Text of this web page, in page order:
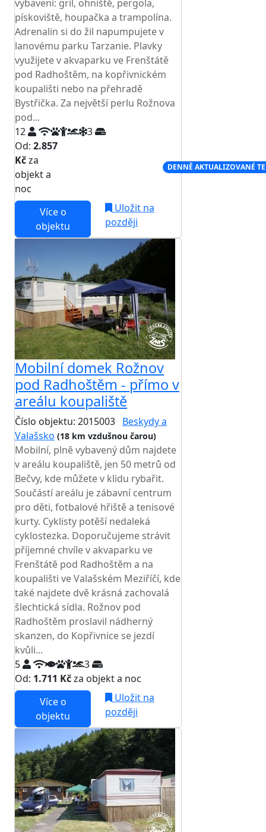
vybavení: gril, ohniště, pergola,
pískoviště, houpačka a trampolína.
Adrenalin si do žil napumpujete v
lanovému parku Tarzanie. Plavky
využijete v akvaparku ve Frenštátě
pod Radhoštěm, na kopřivnickém
koupališti nebo na přehradě
Bystřička. Za největší perlu Rožnova
pod...
12
3
Od: 2.857
Kčza
objekt a
noc
DENNĚ AKTUALIZOVANÉ
Více o
objektu
Uložit na
později
Mobilní domek Rožnov
pod Radhoštěm - přímo v
areálu koupaliště
Číslo objektu: 2015003 Beskydy a
Valašsko (18 km vzdušnou čarou)
Mobilní, plně vybavený dům najdete
v areálu koupaliště, jen 50 metrů od
Bečvy, kde můžete v klidu rybařit.
Součástí areálu je zábavní centrum
pro děti, fotbalové hřiště a tenisové
kurty. Cyklisty potěší nedaleká
cyklostezka. Doporučujeme strávit
příjemné chvíle v akvaparku ve
Frenštátě pod Radhoštěm a na
koupališti ve Valašském Meziříčí, kde
také najdete dvě krásná zachovalá
šlechtická sídla. Rožnov pod
Radhoštěm proslavil nádherný
skanzen, do Kopřivnice se jezdí
kvůli...
5
3
Od: 1.711 Kčza objekt a noc
Více o
objektu
Uložit na
později